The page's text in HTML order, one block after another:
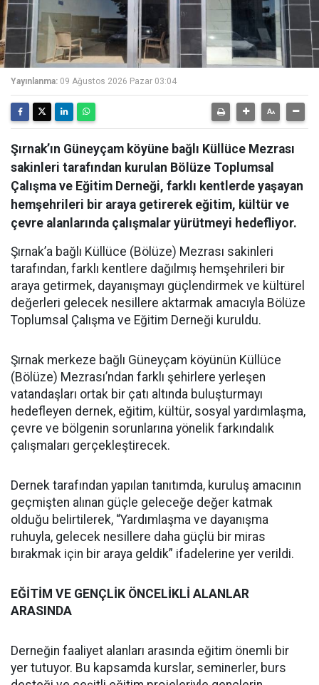
Yayınlanma: 09 Ağustos 2026 Pazar 03:04
Şırnak’ın Güneyçam köyüne bağlı Küllüce Mezrası
sakinleri tarafından kurulan Bölüze Toplumsal
Çalışma ve Eğitim Derneği, farklı kentlerde yaşayan
hemşehrileri bir araya getirerek eğitim, kültür ve
çevre alanlarında çalışmalar yürütmeyi hedefliyor.
Şırnak’a bağlı Küllüce (Bölüze) Mezrası sakinleri
tarafından, farklı kentlere dağılmış hemşehrileri bir
araya getirmek, dayanışmayı güçlendirmek ve kültürel
değerleri gelecek nesillere aktarmak amacıyla Bölüze
Toplumsal Çalışma ve Eğitim Derneği kuruldu.
Şırnak merkeze bağlı Güneyçam köyünün Küllüce
(Bölüze) Mezrası’ndan farklı şehirlere yerleşen
vatandaşları ortak bir çatı altında buluşturmayı
hedefleyen dernek, eğitim, kültür, sosyal yardımlaşma,
çevre ve bölgenin sorunlarına yönelik farkındalık
çalışmaları gerçekleştirecek.
Dernek tarafından yapılan tanıtımda, kuruluş amacının
geçmişten alınan güçle geleceğe değer katmak
olduğu belirtilerek, “Yardımlaşma ve dayanışma
ruhuyla, gelecek nesillere daha güçlü bir miras
bırakmak için bir araya geldik” ifadelerine yer verildi.
EĞİTİM VE GENÇLİK ÖNCELİKLİ ALANLAR
ARASINDA
Derneğin faaliyet alanları arasında eğitim önemli bir
yer tutuyor. Bu kapsamda kurslar, seminerler, burs